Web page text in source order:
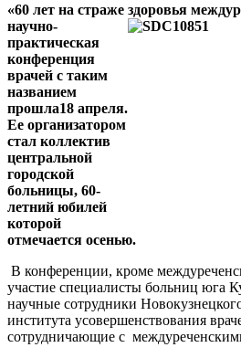
«60 лет на страже здоровья
научно-
практическая
конференция
врачей с таким
названием
прошла18 апреля.
Ее организатором
стал коллектив
центральной
городской
больницы, 60-
летний юбилей
которой
отмечается осенью.
В конференции, кроме
участие специалисты больниц юга
научные сотрудники
института усовершенствования
сотрудничающие с